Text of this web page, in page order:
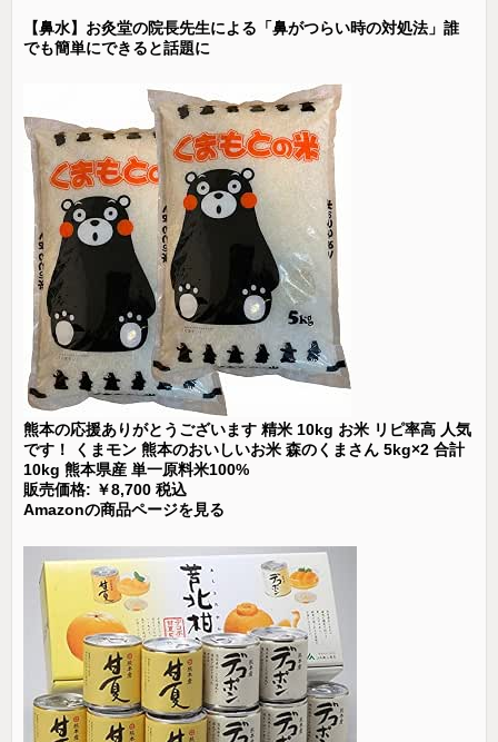
【鼻水】お灸堂の院長先生による「鼻がつらい時の対処法」誰
でも簡単にできると話題に
熊本の応援ありがとうございます 精米 10kg お米 リピ率高 人気
です！ くまモン 熊本のおいしいお米 森のくまさん 5kg×2 合計
10kg 熊本県産 単一原料米100%
販売価格: ￥8,700 税込
Amazonの商品ページを見る